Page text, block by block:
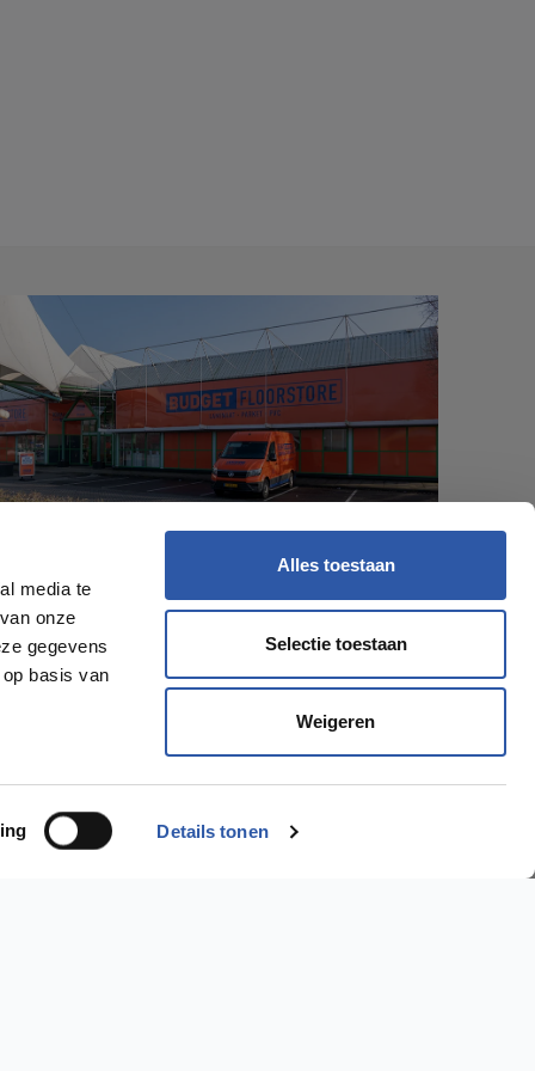
media te
onze
gegevens
basis van
Details tonen
Alles toestaan
Selectie toestaan
Weigeren